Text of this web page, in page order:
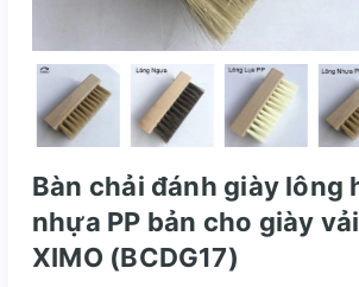
Bàn chải đánh giày lông
nhựa PP bản cho giày
XIMO (BCDG17)